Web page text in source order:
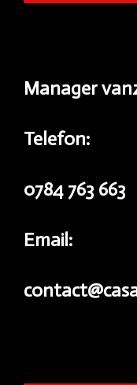
Manager
Telefon:
0784 763 663
Email: